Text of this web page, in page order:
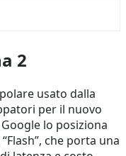
2
usato dalla
per il nuovo
Google lo posiziona
che porta una